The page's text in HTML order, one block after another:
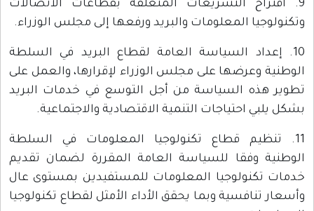
9. اقتراح التشريعات المتعلقة بقطاعات الاتصالات
وتكنولوجيا المعلومات والبريد ورفعها إلى مجلس الوزراء.
10. إعداد السياسة العامة لقطاع البريد في السلطة
الوطنية وعرضها على مجلس الوزراء لإقرارها، والعمل على
تطوير هذه السياسة من أجل التوسع في خدمات البريد
بشكل يلبي احتياجات التنمية الاقتصادية والاجتماعية.
11. تنظيم قطاع تكنولوجيا المعلومات في السلطة
الوطنية وفقا للسياسة العامة المقررة لضمان تقديم
خدمات تكنولوجيا المعلومات للمستفيدين بمستوى عال
وأسعار تنافسية وبما يحقق الأداء الأمثل لقطاع تكنولوجيا